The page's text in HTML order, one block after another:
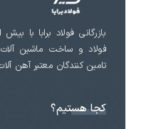
فولاد و ساخت ماشین
تامین کنندگان معتبر آهن
کجا هستیم؟